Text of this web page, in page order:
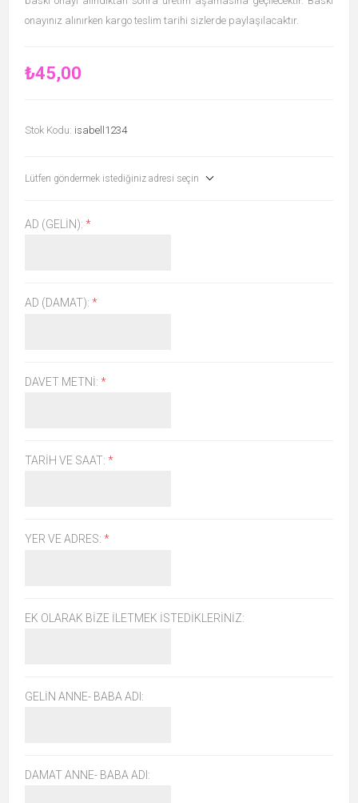
onayınız alınırken kargo teslim tarihi sizlerde paylaşılacaktır.
₺45,00
Stok Kodu: isabell1234
Lütfen göndermek istediğiniz adresi seçin
AD (GELIN): *
AD (DAMAT): *
DAVET METNI: *
TARIH VE SAAT: *
YER VE ADRES: *
EK OLARAK BIZE ILETMEK ISTEDIKLERINIZ:
GELIN ANNE- BABA ADI:
DAMAT ANNE- BABA ADI: